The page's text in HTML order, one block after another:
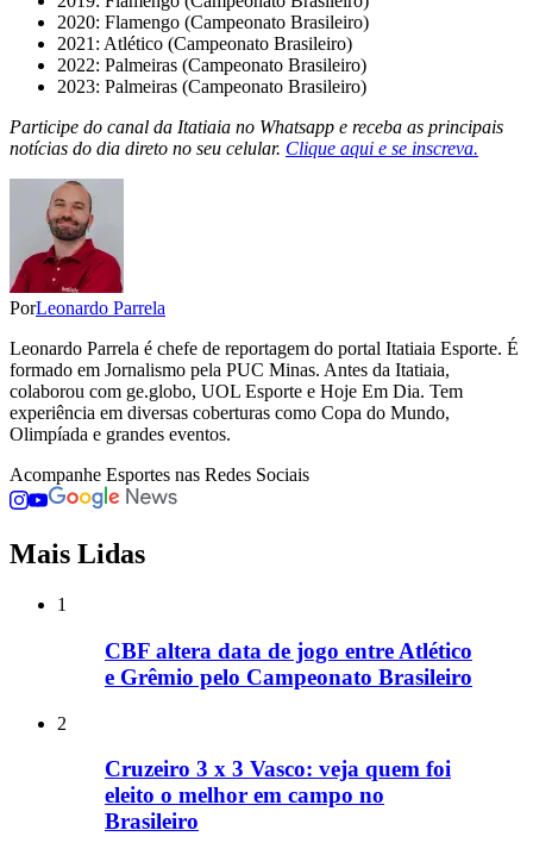
2020: Flamengo (Campeonato Brasileiro)
2021: Atlético (Campeonato Brasileiro)
2022: Palmeiras (Campeonato Brasileiro)
2023: Palmeiras (Campeonato Brasileiro)
Participe do canal da Itatiaia no Whatsapp e receba as principais
notícias do dia direto no seu celular. Clique aqui e se inscreva.
PorLeonardo Parrela
Leonardo Parrela é chefe de reportagem do portal Itatiaia Esporte. É
formado em Jornalismo pela PUC Minas. Antes da Itatiaia,
colaborou com ge.globo, UOL Esporte e Hoje Em Dia. Tem
experiência em diversas coberturas como Copa do Mundo,
Olimpíada e grandes eventos.
Acompanhe Esportes nas Redes Sociais
Mais Lidas
1
CBF altera data de jogo entre Atlético
e Grêmio pelo Campeonato Brasileiro
2
Cruzeiro 3 x 3 Vasco: veja quem foi
eleito o melhor em campo no
Brasileiro